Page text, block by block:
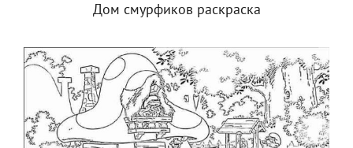
Дом смурфиков раскраска